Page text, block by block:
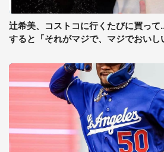
辻希美、コストコに行くたびに買って
すると「それがマジで、マジでおいし